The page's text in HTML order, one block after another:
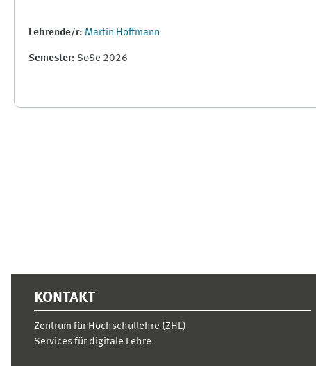
Lehrende/r: Martin Hoffmann
Semester: SoSe 2026
KONTAKT
Zentrum für Hochschullehre (ZHL)
Services für digitale Lehre